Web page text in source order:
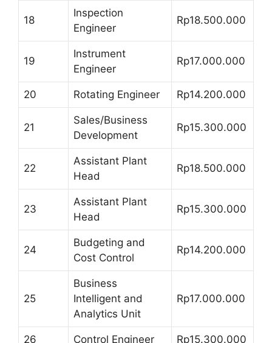
18
Inspection
Engineer
Rp18.500.000
19
Instrument
Engineer
Rp17.000.000
20 Rotating Engineer Rp14.200.000
21
Sales/Business
Development
Rp15.300.000
22
Assistant Plant
Head
Rp18.500.000
23
Assistant Plant
Head
Rp15.300.000
24
Budgeting and
Cost Control
Rp14.200.000
25
Business
Intelligent and
Analytics Unit
Rp17.000.000
26 Control Engineer Rp15.300.000